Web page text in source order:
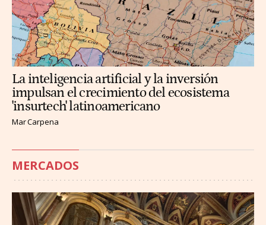
La inteligencia artificial y la inversión
impulsan el crecimiento del ecosistema
'insurtech' latinoamericano
Mar Carpena
MERCADOS